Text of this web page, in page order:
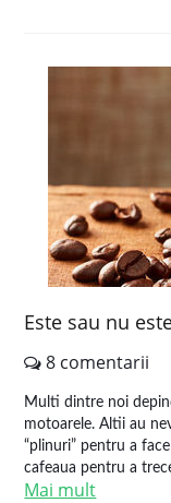
Este sau nu
8 comentarii
Multi dintre noi
motoarele. Altii au
“plinuri” pentru a
cafeaua pentru a
Mai mult